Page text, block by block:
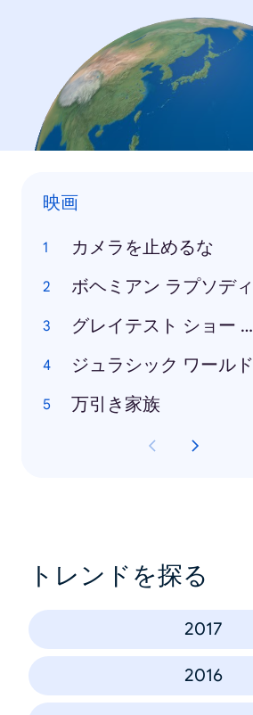
映画
カメラを止めるな
ボヘミアン ラプソディ
グレイテスト ショー マン
ジュラシック ワールド
万引き家族
トレンドを探る
2017
2016